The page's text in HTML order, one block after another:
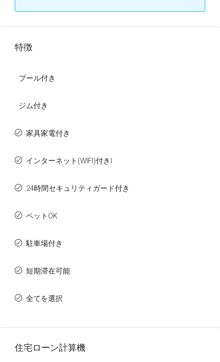
特徴
プール付き
ジム付き
家具家電付き
インターネット(WIFI)付きI
24時間セキュリティガード付き
ペットOK
駐車場付き
短期滞在可能
全てを選択
住宅ローン計算機